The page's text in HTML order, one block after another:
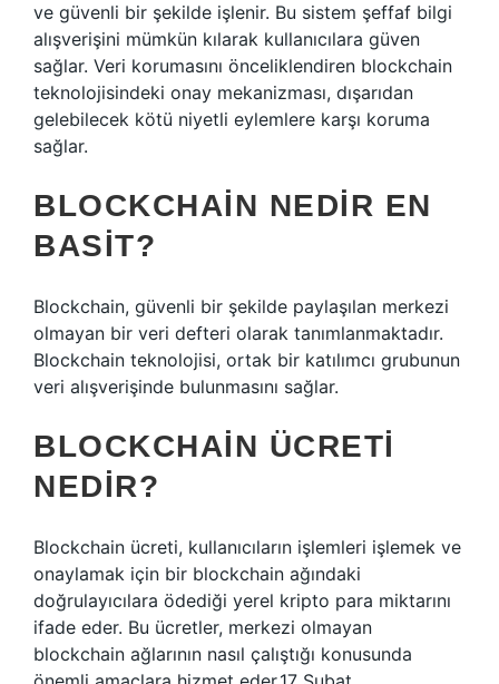
ve güvenli bir şekilde işlenir. Bu sistem şeffaf bilgi
alışverişini mümkün kılarak kullanıcılara güven
sağlar. Veri korumasını önceliklendiren blockchain
teknolojisindeki onay mekanizması, dışarıdan
gelebilecek kötü niyetli eylemlere karşı koruma
sağlar.
BLOCKCHAIN NEDIR EN
BASIT?
Blockchain, güvenli bir şekilde paylaşılan merkezi
olmayan bir veri defteri olarak tanımlanmaktadır.
Blockchain teknolojisi, ortak bir katılımcı grubunun
veri alışverişinde bulunmasını sağlar.
BLOCKCHAIN ÜCRETI
NEDIR?
Blockchain ücreti, kullanıcıların işlemleri işlemek ve
onaylamak için bir blockchain ağındaki
doğrulayıcılara ödediği yerel kripto para miktarını
ifade eder. Bu ücretler, merkezi olmayan
blockchain ağlarının nasıl çalıştığı konusunda